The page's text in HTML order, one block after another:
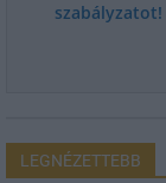
szabályzatot!
LEGNÉZETTEBB